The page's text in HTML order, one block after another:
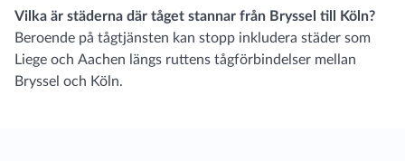
Vilka är städerna där tåget stannar från Bryssel till Köln?
Beroende på tågtjänsten kan stopp inkludera städer som
Liege och Aachen längs ruttens tågförbindelser mellan
Bryssel och Köln.